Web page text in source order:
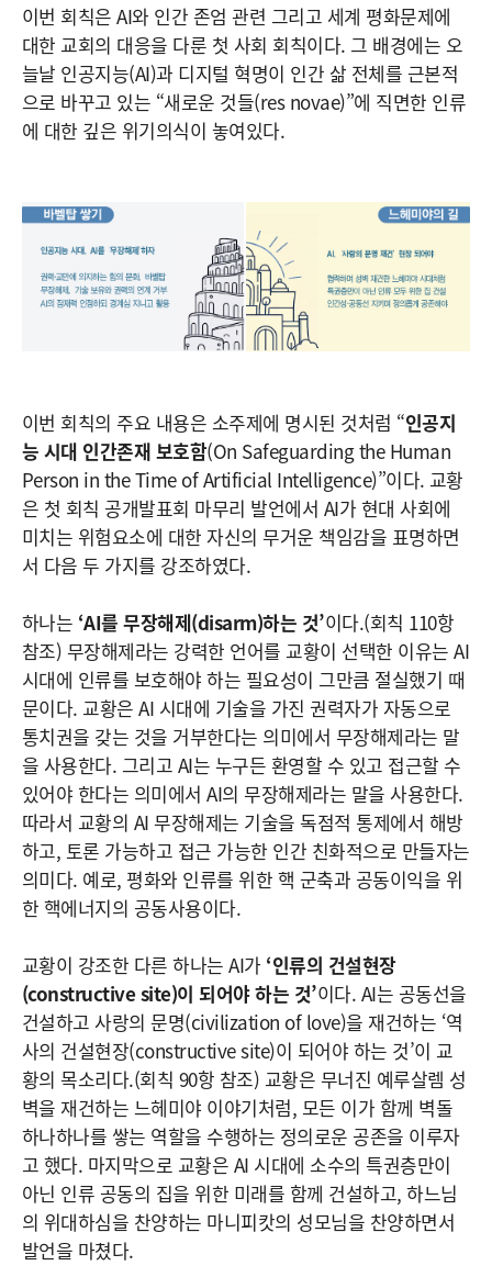
이번 회칙은 AI와 인간 존엄 관련 그리고 세계 평화문제에
대한 교회의 대응을 다룬 첫 사회 회칙이다. 그 배경에는 오
늘날 인공지능(AI)과 디지털 혁명이 인간 삶 전체를 근본적
으로 바꾸고 있는 “새로운 것들(res novae)”에 직면한 인류
에 대한 깊은 위기의식이 놓여있다.
이번 회칙의 주요 내용은 소주제에 명시된 것처럼 “인공지
능 시대 인간존재 보호함(On Safeguarding the Human
Person in the Time of Artificial Intelligence)”이다. 교황
은 첫 회칙 공개발표회 마무리 발언에서 AI가 현대 사회에
미치는 위험요소에 대한 자신의 무거운 책임감을 표명하면
서 다음 두 가지를 강조하였다.
하나는 ‘AI를 무장해제(disarm)하는 것’이다.(회칙 110항
참조) 무장해제라는 강력한 언어를 교황이 선택한 이유는 AI
시대에 인류를 보호해야 하는 필요성이 그만큼 절실했기 때
문이다. 교황은 AI 시대에 기술을 가진 권력자가 자동으로
통치권을 갖는 것을 거부한다는 의미에서 무장해제라는 말
을 사용한다. 그리고 AI는 누구든 환영할 수 있고 접근할 수
있어야 한다는 의미에서 AI의 무장해제라는 말을 사용한다.
따라서 교황의 AI 무장해제는 기술을 독점적 통제에서 해방
하고, 토론 가능하고 접근 가능한 인간 친화적으로 만들자는
의미다. 예로, 평화와 인류를 위한 핵 군축과 공동이익을 위
한 핵에너지의 공동사용이다.
교황이 강조한 다른 하나는 AI가 ‘인류의 건설현장
(constructive site)이 되어야 하는 것’이다. AI는 공동선을
건설하고 사랑의 문명(civilization of love)을 재건하는 ‘역
사의 건설현장(constructive site)이 되어야 하는 것’이 교
황의 목소리다.(회칙 90항 참조) 교황은 무너진 예루살렘 성
벽을 재건하는 느헤미야 이야기처럼, 모든 이가 함께 벽돌
하나하나를 쌓는 역할을 수행하는 정의로운 공존을 이루자
고 했다. 마지막으로 교황은 AI 시대에 소수의 특권층만이
아닌 인류 공동의 집을 위한 미래를 함께 건설하고, 하느님
의 위대하심을 찬양하는 마니피캇의 성모님을 찬양하면서
발언을 마쳤다.